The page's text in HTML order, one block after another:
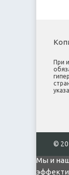
При
©
Мы и